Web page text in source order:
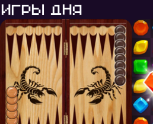
Игры дня